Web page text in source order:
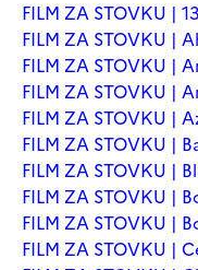
FILM ZA STOVKU |
FILM ZA STOVKU |
FILM ZA STOVKU |
FILM ZA STOVKU |
FILM ZA STOVKU |
FILM ZA STOVKU |
FILM ZA STOVKU |
FILM ZA STOVKU |
FILM ZA STOVKU |
FILM ZA STOVKU |